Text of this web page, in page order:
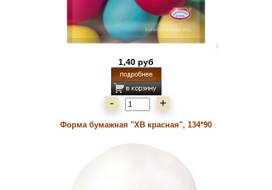
1,40 руб
- +
Форма бумажная "ХВ красная", 134*90